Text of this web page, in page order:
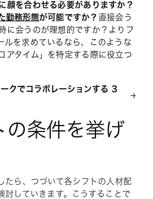
顔を合わせる必要がありますか？
勤務形態が可能ですか？ 直接会う
に会うのが理想的ですか？よりフ
ルを求めているなら、このような
アタイム」を特定する際に役立つ
クでコラボレーションする 3
の条件を挙げ
たら、つづいて各シフトの人材配
討していきます。こうすることで